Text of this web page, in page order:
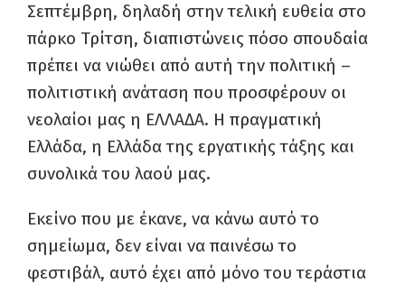
Σεπτέμβρη, δηλαδή στην τελική ευθεία στο
πάρκο Τρίτση, διαπιστώνεις πόσο σπουδαία
πρέπει να νιώθει από αυτή την πολιτική –
πολιτιστική ανάταση που προσφέρουν οι
νεολαίοι μας η ΕΛΛΑΔΑ. Η πραγματική
Ελλάδα, η Ελλάδα της εργατικής τάξης και
συνολικά του λαού μας.
Εκείνο που με έκανε, να κάνω αυτό το
σημείωμα, δεν είναι να παινέσω το
φεστιβάλ, αυτό έχει από μόνο του τεράστια